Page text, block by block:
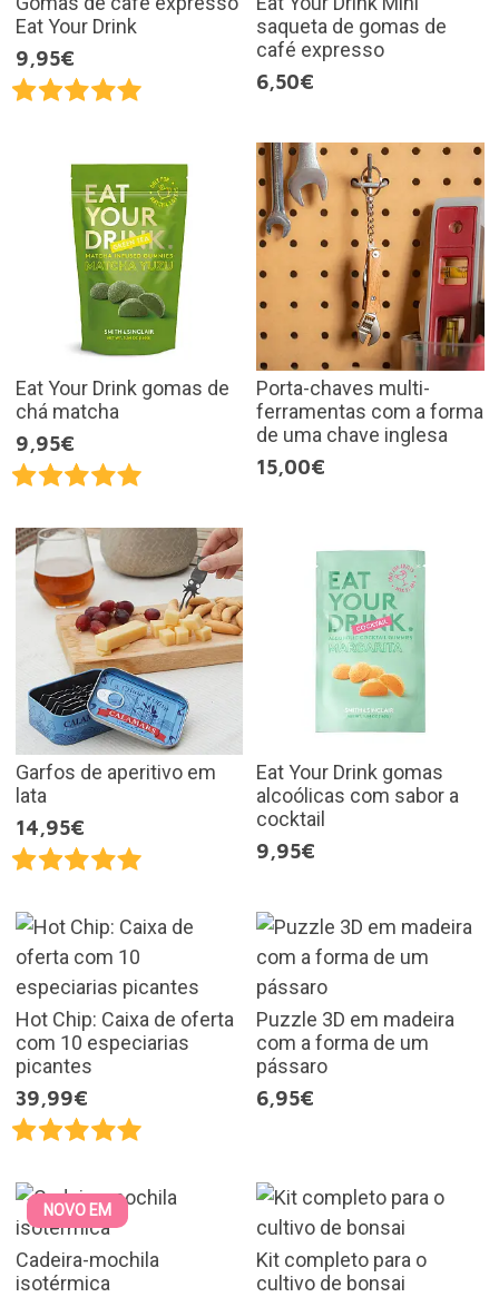
Eat Your Drink
9,95€
saqueta de gomas de
café expresso
6,50€
Eat Your Drink gomas de
chá matcha
9,95€
Porta-chaves multi-
ferramentas com a forma
de uma chave inglesa
15,00€
Garfos de aperitivo em
lata
14,95€
Eat Your Drink gomas
alcoólicas com sabor a
cocktail
9,95€
Hot Chip: Caixa de oferta
com 10 especiarias
picantes
39,99€
Puzzle 3D em madeira
com a forma de um
pássaro
6,95€
NOVO EM
Cadeira-mochila
isotérmica
Kit completo para o
cultivo de bonsai